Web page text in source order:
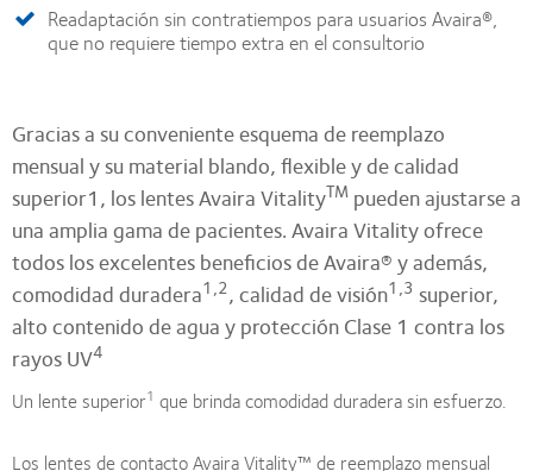
Readaptación sin contratiempos para usuarios Avaira®,
que no requiere tiempo extra en el consultorio
Gracias a su conveniente esquema de reemplazo
mensual y su material blando, flexible y de calidad
superior1, los lentes Avaira VitalityTM pueden ajustarse a
una amplia gama de pacientes. Avaira Vitality ofrece
todos los excelentes beneficios de Avaira® y además,
comodidad duradera1,2, calidad de visión1,3 superior,
alto contenido de agua y protección Clase 1 contra los
rayos UV4
Un lente superior1 que brinda comodidad duradera sin esfuerzo.
Los lentes de contacto Avaira Vitality™ de reemplazo mensual